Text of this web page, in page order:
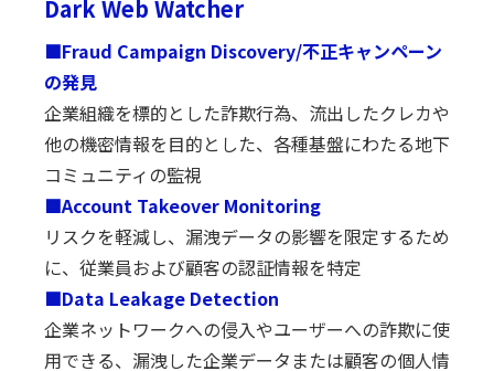
Dark Web Watcher
■Fraud Campaign Discovery/不正キャンペーン
の発見
企業組織を標的とした詐欺行為、流出したクレカや
他の機密情報を目的とした、各種基盤にわたる地下
コミュニティの監視
■Account Takeover Monitoring
リスクを軽減し、漏洩データの影響を限定するため
に、従業員および顧客の認証情報を特定
■Data Leakage Detection
企業ネットワークへの侵入やユーザーへの詐欺に使
用できる、漏洩した企業データまたは顧客の個人情